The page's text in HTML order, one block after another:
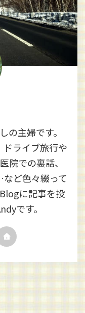
の主婦です。
ライブ旅行や
院での裏話、
ど色々綴って
に記事を投
です。